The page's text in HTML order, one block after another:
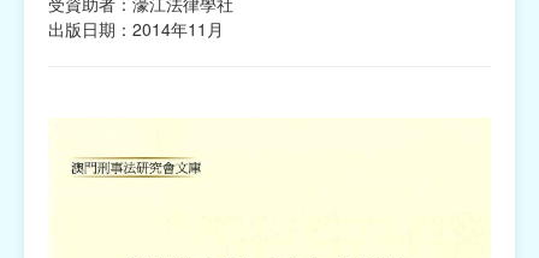
出版日期：2014年11月